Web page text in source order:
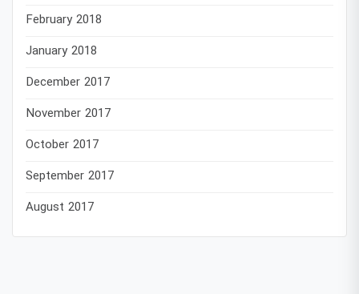
February 2018
January 2018
December 2017
November 2017
October 2017
September 2017
August 2017